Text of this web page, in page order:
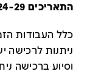
התאריכים 24-29 ביוני.
כלל העבודות
ניתנות לרכישה
וסיוע ברכישה